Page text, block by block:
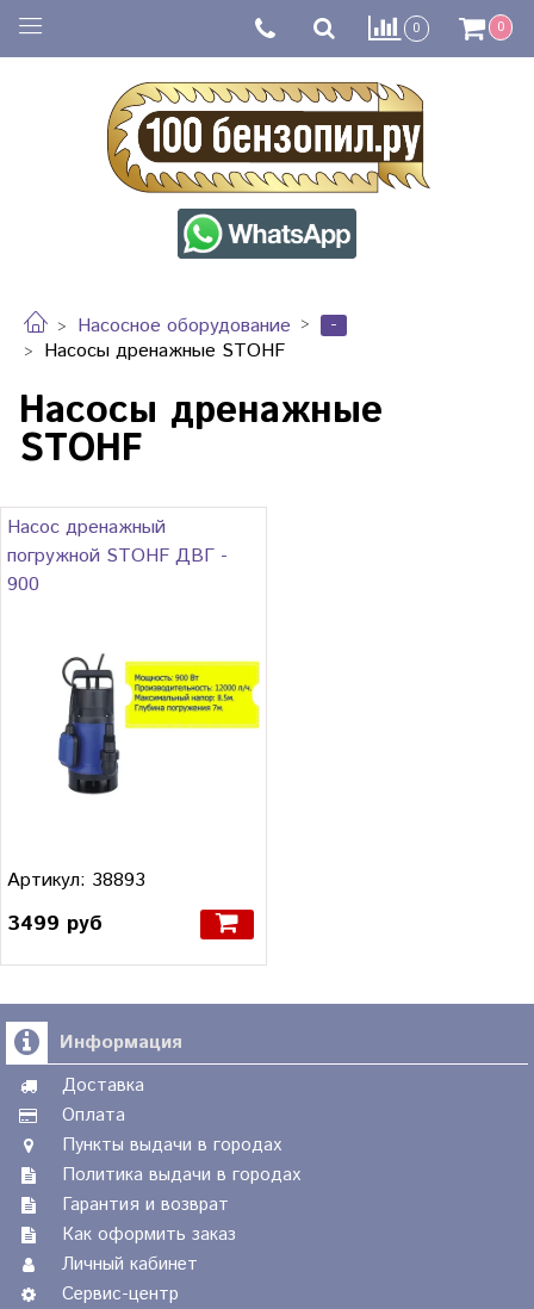
0 0
Насосное оборудование
-
Насосы дренажные STOHF
Насосы дренажные
STOHF
Насос дренажный
погружной STOHF ДВГ -
900
Артикул: 38893
3499 руб
Информация
Доставка
Оплата
Пункты выдачи в городах
Политика выдачи в городах
Гарантия и возврат
Как оформить заказ
Личный кабинет
Сервис-центр